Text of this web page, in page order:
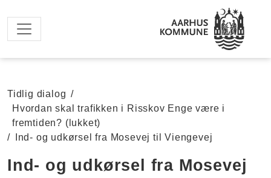
Tidlig dialog /
Hvordan skal trafikken i Risskov Enge være i
fremtiden? (lukket)
/
Ind- og udkørsel fra Mosevej til Viengevej
Ind- og udkørsel fra Mosevej